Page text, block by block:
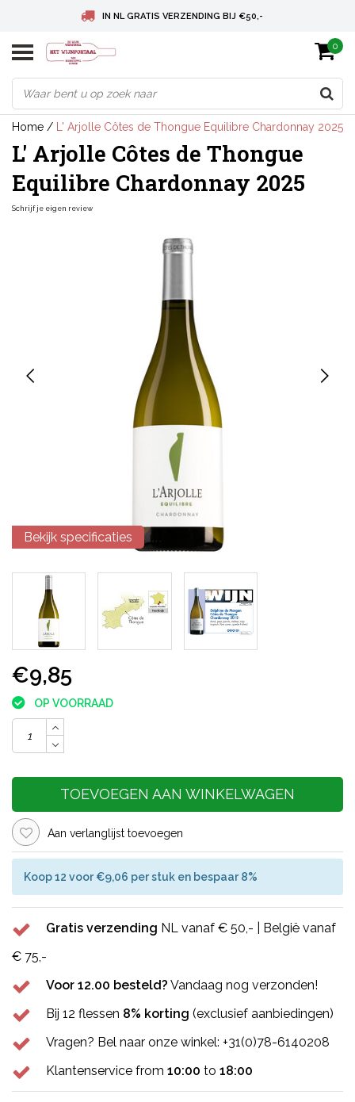
IN NL GRATIS VERZENDING BIJ €50,-
BELGIE GRATIS VERZENDING BIJ € 75
DEUTSCHLAND VERSANDKOSTENFREI AB € 75
0
Home / L' Arjolle Côtes de Thongue Equilibre Chardonnay 2025
L' Arjolle Côtes de Thongue
Equilibre Chardonnay 2025
Schrijf je eigen review
Bekijk specificaties
€9,85
OP VOORRAAD
TOEVOEGEN AAN WINKELWAGEN
Aan verlanglijst toevoegen
Koop 12 voor €9,06 per stuk en bespaar 8%
Gratis verzending NL vanaf € 50,- | België vanaf
€ 75,-
Voor 12.00 besteld? Vandaag nog verzonden!
Bij 12 flessen 8% korting (exclusief aanbiedingen)
Vragen? Bel naar onze winkel: +31(0)78-6140208
Klantenservice from 10:00 to 18:00